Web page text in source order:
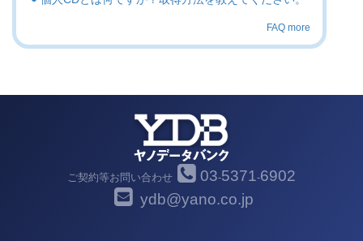
FAQ more
ご契約等お問い合わせ 03-5371-6902
ydb@yano.co.jp